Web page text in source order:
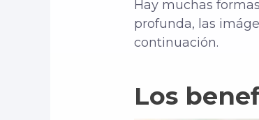
Hay muchas
profunda, las
continuación.
Los